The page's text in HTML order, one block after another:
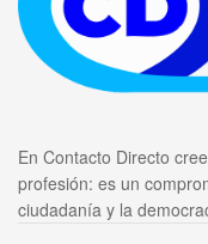
En Contacto Directo
profesión: es un
ciudadanía y la